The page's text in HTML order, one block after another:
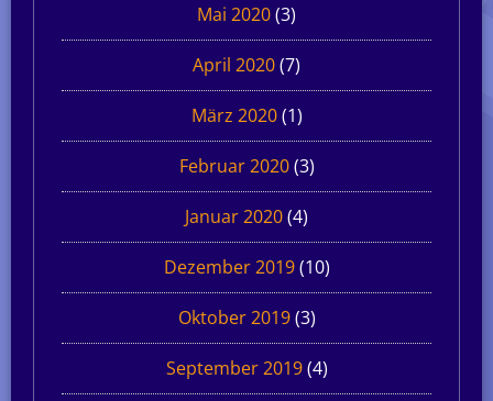
Mai 2020(3)
April 2020(7)
März 2020(1)
Februar 2020(3)
Januar 2020(4)
Dezember 2019(10)
Oktober 2019(3)
September 2019(4)